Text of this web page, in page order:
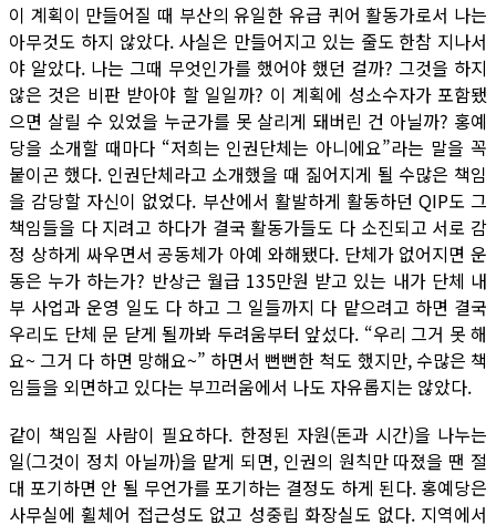
이 계획이 만들어질 때 부산의 유일한 유급 퀴어 활동가로서 나는
아무것도 하지 않았다. 사실은 만들어지고 있는 줄도 한참 지나서
야 알았다. 나는 그때 무엇인가를 했어야 했던 걸까? 그것을 하지
않은 것은 비판 받아야 할 일일까? 이 계획에 성소수자가 포함됐
으면 살릴 수 있었을 누군가를 못 살리게 돼버린 건 아닐까? 홍예
당을 소개할 때마다 “저희는 인권단체는 아니에요”라는 말을 꼭
붙이곤 했다. 인권단체라고 소개했을 때 짊어지게 될 수많은 책임
을 감당할 자신이 없었다. 부산에서 활발하게 활동하던 QIP도 그
책임들을 다 지려고 하다가 결국 활동가들도 다 소진되고 서로 감
정 상하게 싸우면서 공동체가 아예 와해됐다. 단체가 없어지면 운
동은 누가 하는가? 반상근 월급 135만원 받고 있는 내가 단체 내
부 사업과 운영 일도 다 하고 그 일들까지 다 맡으려고 하면 결국
우리도 단체 문 닫게 될까봐 두려움부터 앞섰다. “우리 그거 못 해
요~ 그거 다 하면 망해요~” 하면서 뻔뻔한 척도 했지만, 수많은 책
임들을 외면하고 있다는 부끄러움에서 나도 자유롭지는 않았다.
같이 책임질 사람이 필요하다. 한정된 자원(돈과 시간)을 나누는
일(그것이 정치 아닐까)을 맡게 되면, 인권의 원칙만 따졌을 땐 절
대 포기하면 안 될 무언가를 포기하는 결정도 하게 된다. 홍예당은
사무실에 휠체어 접근성도 없고 성중립 화장실도 없다. 지역에서